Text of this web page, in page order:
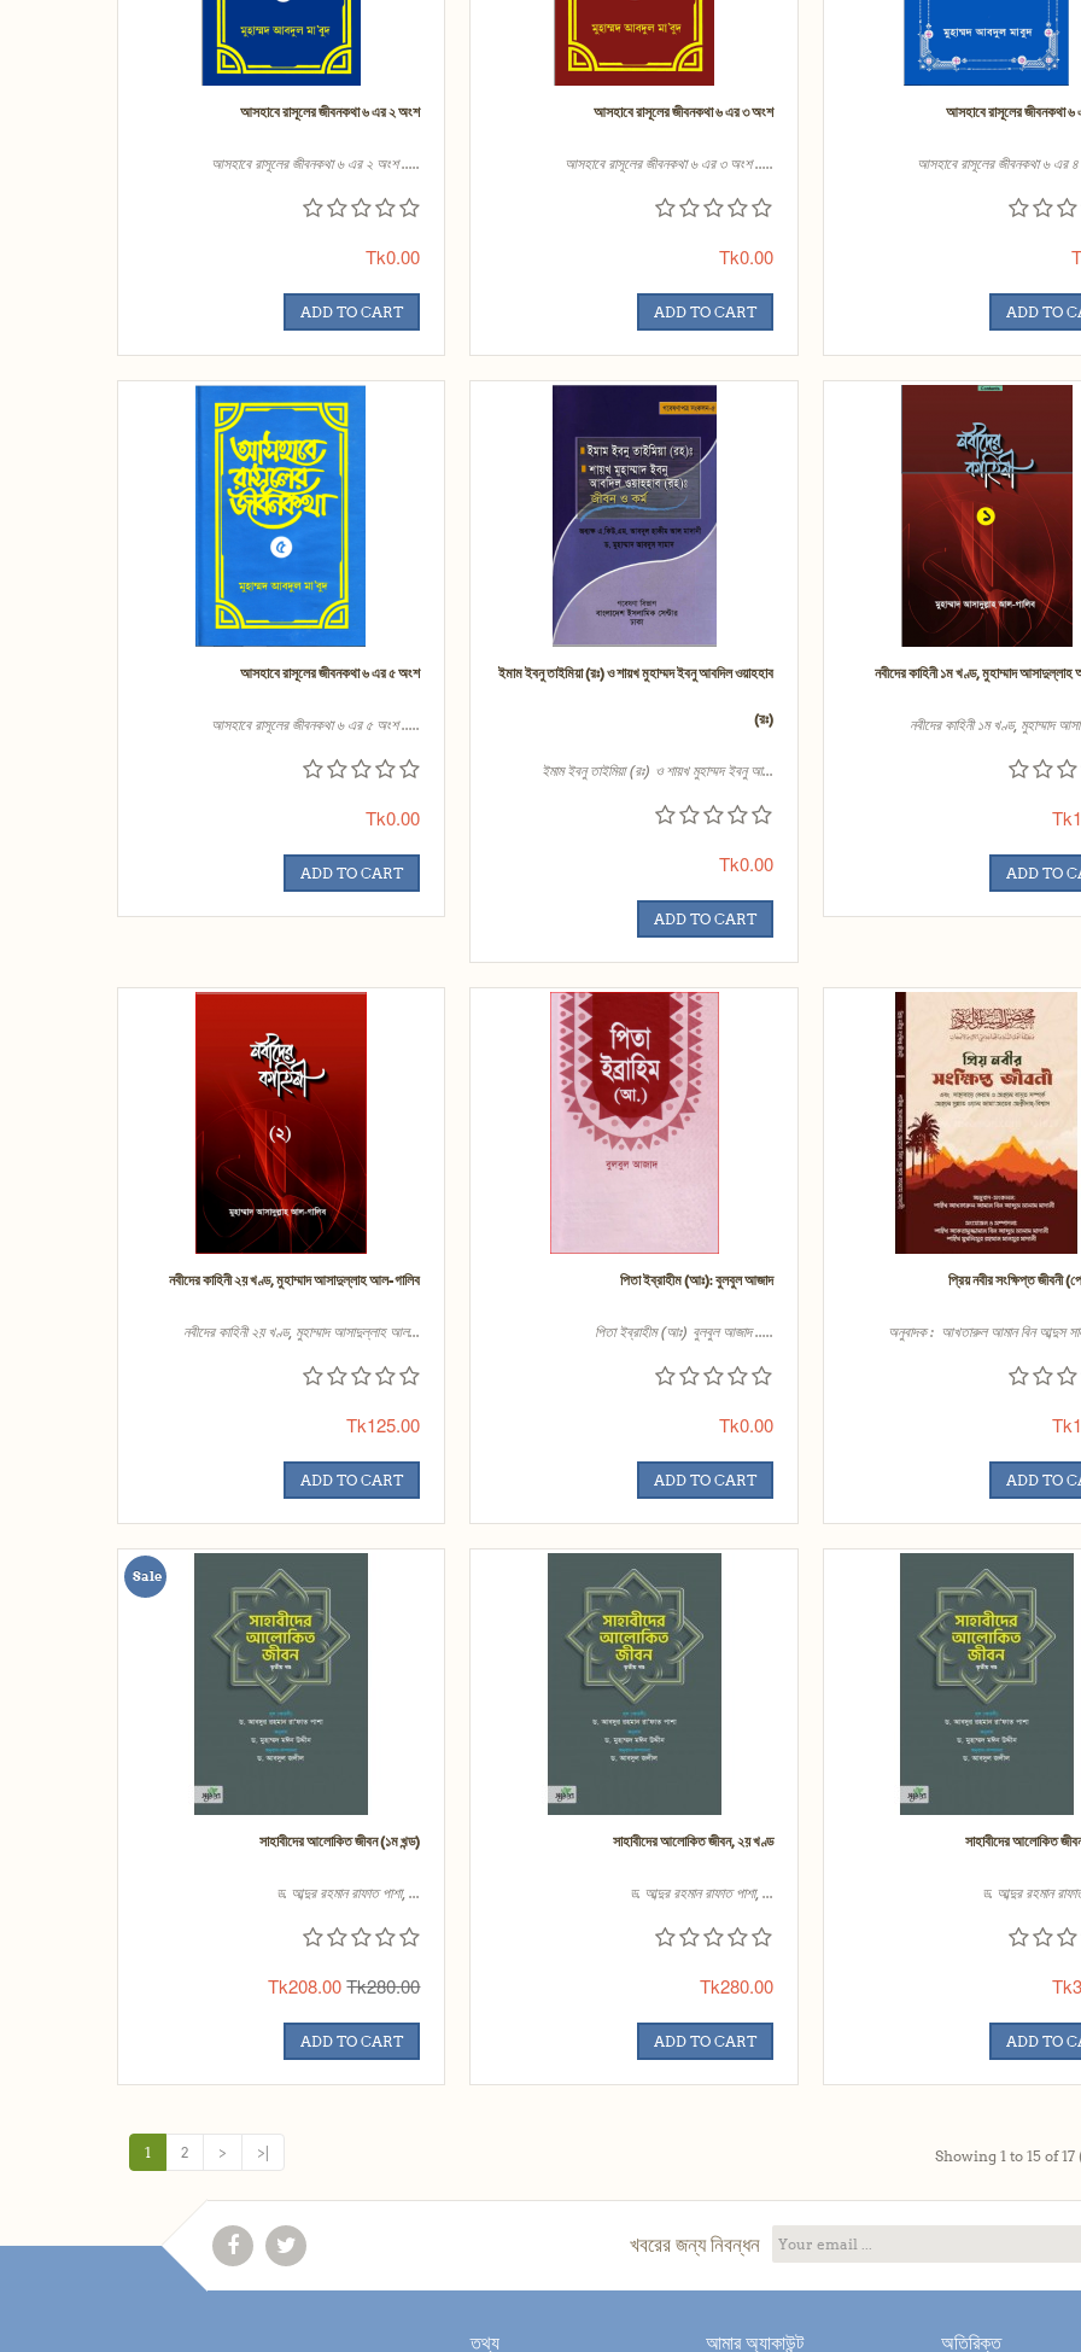
আসহাবে রাসূলের জীবনকথা ৬ এর ২ অংশ
আসহাবে রাসূলের জীবনকথা ৬ এর ২ অংশ .....
Tk0.00
ADD TO CART
আসহাবে রাসূলের জীবনকথা ৬ এর ৩ অংশ
আসহাবে রাসূলের জীবনকথা ৬ এর ৩ অংশ .....
Tk0.00
ADD TO CART
আসহাবে রাসূলের জীবনকথা
আসহাবে রাসূলের জীবনকথা ৬ এর
ADD TO
আসহাবে রাসূলের জীবনকথা ৬ এর ৫ অংশ
আসহাবে রাসূলের জীবনকথা ৬ এর ৫ অংশ .....
Tk0.00
ADD TO CART
ইমাম ইবনু তাইমিয়া (রঃ) ও শায়খ মুহাম্মদ ইবনু আবদিল ওয়াহহাব
(রঃ)
ইমাম ইবনু তাইমিয়া (রঃ) ও শায়খ মুহাম্মদ ইবনু আ...
Tk0.00
ADD TO CART
নবীদের কাহিনী ১ম খণ্ড, মুহাম্মাদ
নবীদের কাহিনী ১ম খণ্ড, মুহাম্মাদ
ADD TO
নবীদের কাহিনী ২য় খণ্ড, মুহাম্মাদ আসাদুল্লাহ আল-গালিব
নবীদের কাহিনী ২য় খণ্ড, মুহাম্মাদ আসাদুল্লাহ আল...
Tk125.00
ADD TO CART
পিতা ইব্রাহীম (আঃ): বুলবুল আজাদ
পিতা ইব্রাহীম (আঃ) বুলবুল আজাদ .....
Tk0.00
ADD TO CART
প্রিয় নবীর সংক্ষিপ্ত জীবনী
অনুবাদক : আখতারুল আমান বিন আব্দুস
ADD TO
Sale
সাহাবীদের আলোকিত জীবন (১ম খন্ড)
ড. আব্দুর রহমান রাফাত পাশা, ...
Tk208.00 Tk280.00
ADD TO CART
সাহাবীদের আলোকিত জীবন, ২য় খণ্ড
ড. আব্দুর রহমান রাফাত পাশা, ...
Tk280.00
ADD TO CART
সাহাবীদের আলোকিত
ড. আব্দুর রহমান
ADD TO
1 2 > >| Showing 1 to 15 of 17
খবরের জন্য নিবন্ধন
তথ্য আমার অ্যাকাউন্ট অতিরিক্ত